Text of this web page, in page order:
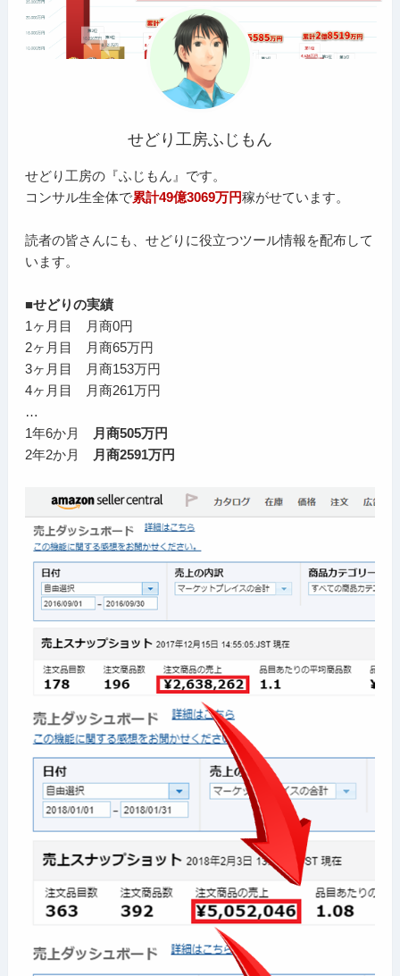
せどり工房ふじもん
せどり工房の『ふじもん』です。
コンサル生全体で累計49億3069万円稼がせています。
読者の皆さんにも、せどりに役立つツール情報を配布して
います。
■せどりの実績
1ヶ月目 月商0円
2ヶ月目 月商65万円
3ヶ月目 月商153万円
4ヶ月目 月商261万円
…
1年6か月
月商505万円
2年2か月
月商2591万円